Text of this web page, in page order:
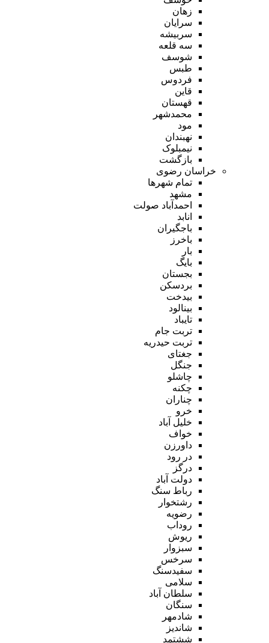
زهان
سرایان
سربیشه
سه قلعه
شوسف
طبس
فردوس
قاین
قهستان
محمدشهر
مود
نهبندان
نیمبلوک
بازگشت
خراسان رضوی
تمام شهر‌ها
مشهد
احمدآباد صولت
انابد
باجگیران
باخرز
بار
بایگ
بجستان
بردسکن
بیدخت
بینالود
تایباد
تربت جام
تربت حیدریه
جغتای
جنگل
چاشلو
چکنه
چناران
خرو
خلیل آباد
خواف
داورزن
در رود
درگز
دولت آباد
رباط سنگ
رشتخوار
رضویه
روداب
ریوش
سبزوار
سرخس
سفیدسنگ
سلامی
سلطان آباد
سنگان
شادمهر
شاندیز
ششتمد